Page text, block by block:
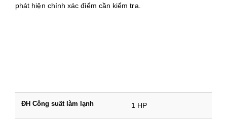
phát hiện chính xác điểm cần kiểm tra.
ĐH Công suất làm lạnh 1 HP